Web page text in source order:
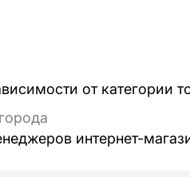
от категории
интернет-